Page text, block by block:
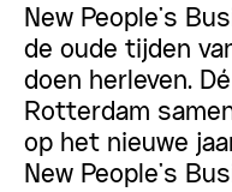
New People’s
de oude tijden
doen herleven.
Rotterdam
op het nieuwe
New People’s